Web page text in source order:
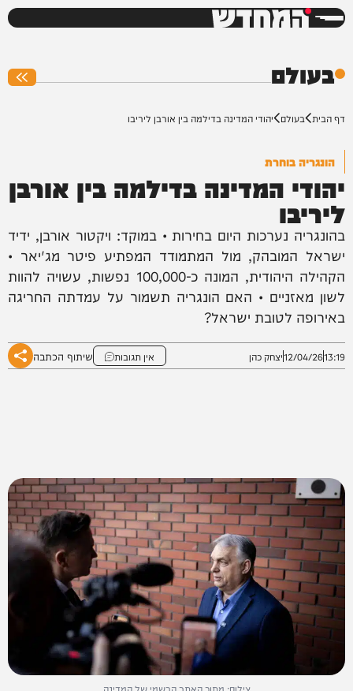
המחדש
בעולם
דף הבית בעולם יהודי המדינה בדילמה בין אורבן ליריבו
הונגריה בוחרת
יהודי המדינה בדילמה בין אורבן
ליריבו
בהונגריה נערכות היום בחירות • במוקד: ויקטור אורבן, ידיד
ישראל המובהק, מול המתמודד המפתיע פיטר מג'יאר •
הקהילה היהודית, המונה כ-100,000 נפשות, עשויה להוות
לשון מאזניים • האם הונגריה תשמור על עמדתה החריגה
באירופה לטובת ישראל?
13:19
12/04/26יצחק כהן אין תגובות שיתוף הכתבה
צילום: מתוך האתר הרשמי של המדינה